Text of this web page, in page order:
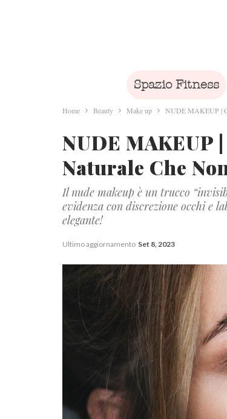
Spazio Fitness
Home Beauty Make up NUDE MAKEUP |
NUDE MAKEUP
Naturale Che
Il nude makeup è un trucco
evidenza con discrezione occhi e
elegante!
Ultimo aggiornamento Set 8, 2023